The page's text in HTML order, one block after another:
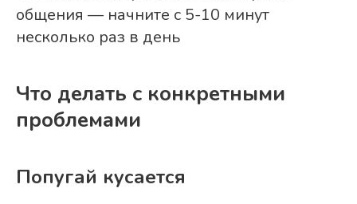
общения — начните с 5-10 минут
несколько раз в день
Что делать с конкретными
проблемами
Попугай кусается